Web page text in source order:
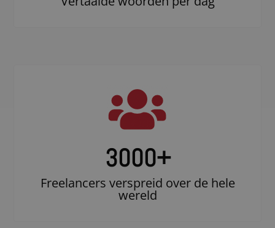
3000+
Freelancers verspreid over de hele
wereld